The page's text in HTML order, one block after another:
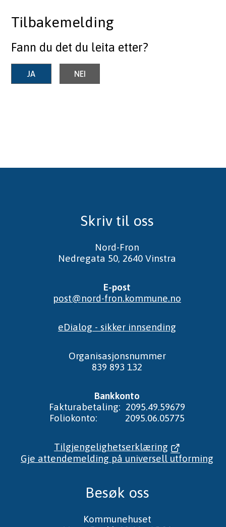
Tilbakemelding
Fann du det du leita etter?
JA NEI
Skriv til oss
Nord-Fron
Nedregata 50, 2640 Vinstra
E-post
post@nord-fron.kommune.no
eDialog - sikker innsending
Organisasjonsnummer
839 893 132
Bankkonto
Fakturabetaling: 2095.49.59679
Foliokonto: 2095.06.05775
Tilgjengelighetserklæring
Gje attendemelding på universell utforming
Besøk oss
Kommunehuset